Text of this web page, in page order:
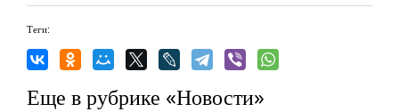
Теги:
Еще в рубрике «Новости»